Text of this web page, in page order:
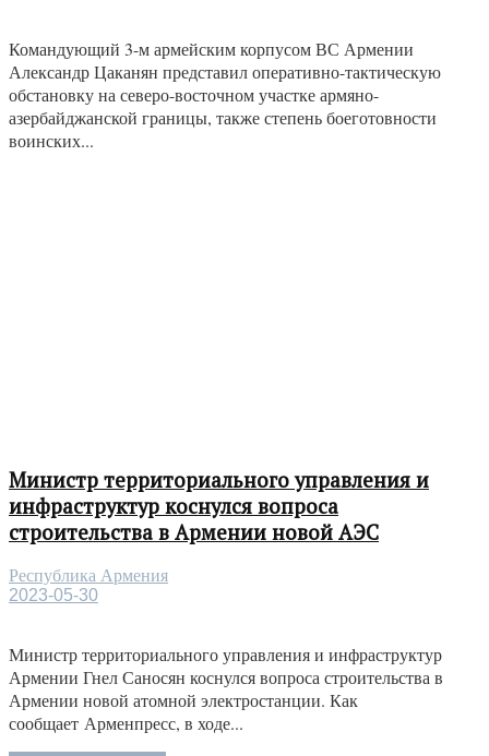
Командующий 3-м армейским корпусом ВС Армении
Александр Цаканян представил оперативно-тактическую
обстановку на северо-восточном участке армяно-
азербайджанской границы, также степень боеготовности
воинских...
Министр территориального управления и
инфраструктур коснулся вопроса
строительства в Армении новой АЭС
Республика Армения
2023-05-30
Министр территориального управления и инфраструктур
Армении Гнел Саносян коснулся вопроса строительства в
Армении новой атомной электростанции. Как
сообщает Арменпресс, в ходе...